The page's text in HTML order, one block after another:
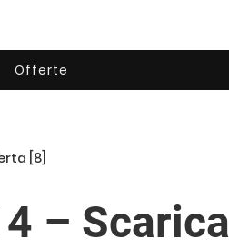
Offerte
[8]
– Scarica